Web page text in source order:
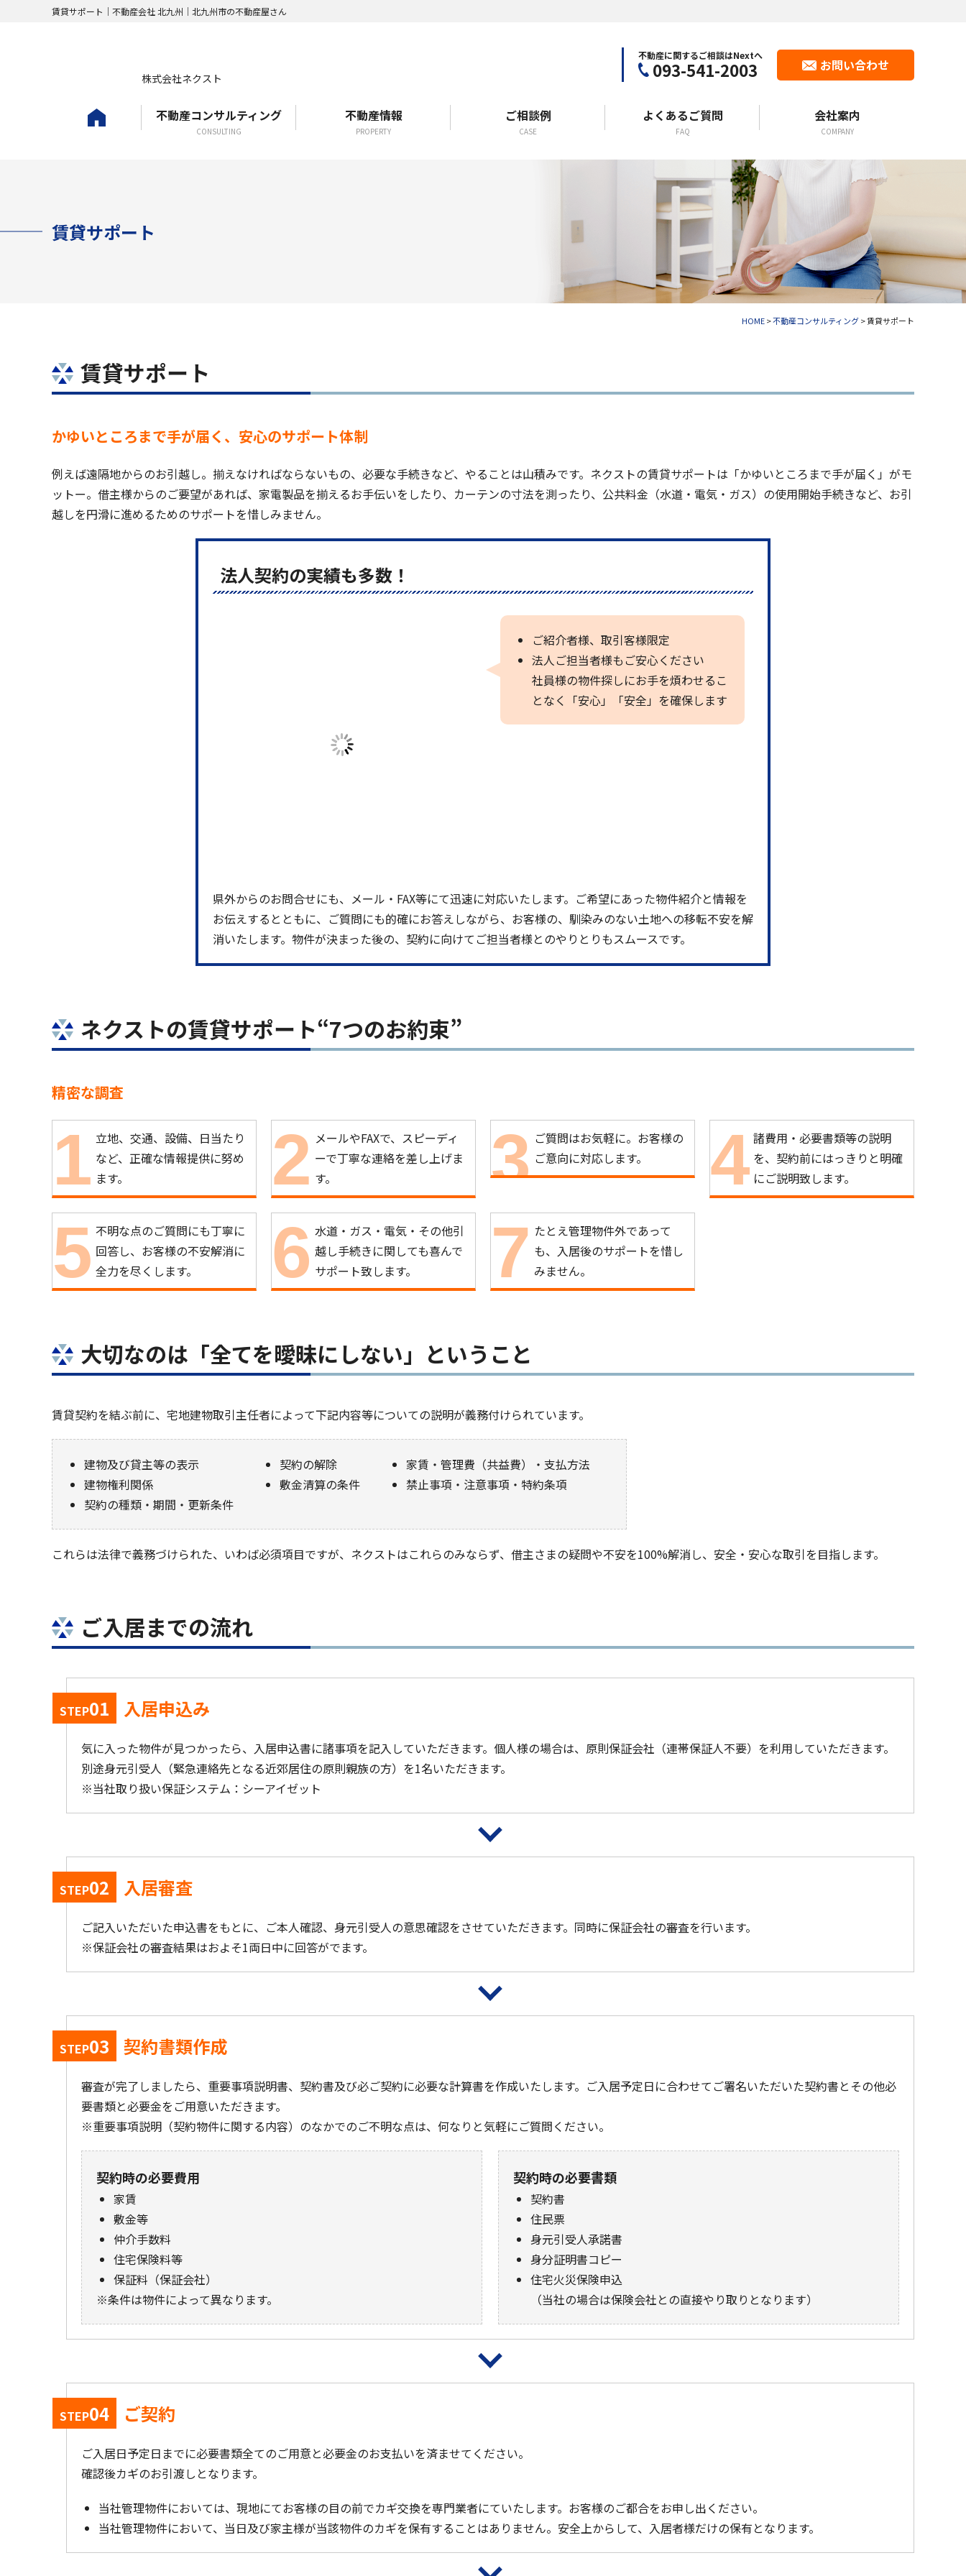
賃貸サポート｜不動産会社 北九州｜北九州市の不動産屋さん
株式会社ネクスト
不動産に関するご相談はNextへ
093-541-2003 お問い合わせ
不動産コンサルティング
CONSULTING
不動産情報
PROPERTY
ご相談例
CASE
よくあるご質問
FAQ
会社案内
COMPANY
賃貸サポート
HOME>不動産コンサルティング>賃貸サポート
賃貸サポート
かゆいところまで手が届く、安心のサポート体制
例えば遠隔地からのお引越し。揃えなければならないもの、必要な手続きなど、やることは山積みです。ネクストの賃貸サポートは「かゆいところまで手が届く」がモ
ットー。借主様からのご要望があれば、家電製品を揃えるお手伝いをしたり、カーテンの寸法を測ったり、公共料金（水道・電気・ガス）の使用開始手続きなど、お引
越しを円滑に進めるためのサポートを惜しみません。
法人契約の実績も多数！
ご紹介者様、取引客様限定
法人ご担当者様もご安心ください
社員様の物件探しにお手を煩わせるこ
となく「安心」「安全」を確保します
県外からのお問合せにも、メール・FAX等にて迅速に対応いたします。ご希望にあった物件紹介と情報を
お伝えするとともに、ご質問にも的確にお答えしながら、お客様の、馴染みのない土地への移転不安を解
消いたします。物件が決まった後の、契約に向けてご担当者様とのやりとりもスムースです。
ネクストの賃貸サポート“7つのお約束”
精密な調査
立地、交通、設備、日当たり
など、正確な情報提供に努め
ます。
メールやFAXで、スピーディ
ーで丁寧な連絡を差し上げま
す。
ご質問はお気軽に。お客様の
ご意向に対応します。
諸費用・必要書類等の説明
を、契約前にはっきりと明確
にご説明致します。
不明な点のご質問にも丁寧に
回答し、お客様の不安解消に
全力を尽くします。
水道・ガス・電気・その他引
越し手続きに関しても喜んで
サポート致します。
たとえ管理物件外であって
も、入居後のサポートを惜し
みません。
大切なのは「全てを曖昧にしない」ということ
賃貸契約を結ぶ前に、宅地建物取引主任者によって下記内容等についての説明が義務付けられています。
建物及び貸主等の表示
建物権利関係
契約の種類・期間・更新条件
契約の解除
敷金清算の条件
家賃・管理費（共益費）・支払方法
禁止事項・注意事項・特約条項
これらは法律で義務づけられた、いわば必須項目ですが、ネクストはこれらのみならず、借主さまの疑問や不安を100%解消し、安全・安心な取引を目指します。
ご入居までの流れ
STEP01 入居申込み
気に入った物件が見つかったら、入居申込書に諸事項を記入していただきます。個人様の場合は、原則保証会社（連帯保証人不要）を利用していただきます。
別途身元引受人（緊急連絡先となる近郊居住の原則親族の方）を1名いただきます。
当社取り扱い保証システム：シーアイゼット
STEP02 入居審査
ご記入いただいた申込書をもとに、ご本人確認、身元引受人の意思確認をさせていただきます。同時に保証会社の審査を行います。
保証会社の審査結果はおよそ1両日中に回答がでます。
STEP03 契約書類作成
審査が完了しましたら、重要事項説明書、契約書及び必ご契約に必要な計算書を作成いたします。ご入居予定日に合わせてご署名いただいた契約書とその他必
要書類と必要金をご用意いただきます。
重要事項説明（契約物件に関する内容）のなかでのご不明な点は、何なりと気軽にご質問ください。
契約時の必要費用
家賃
敷金等
仲介手数料
住宅保険料等
保証料（保証会社）
条件は物件によって異なります。
契約時の必要書類
契約書
住民票
身元引受人承諾書
身分証明書コピー
住宅火災保険申込
（当社の場合は保険会社との直接やり取りとなります）
STEP04 ご契約
ご入居日予定日までに必要書類全てのご用意と必要金のお支払いを済ませてください。
確認後カギのお引渡しとなります。
当社管理物件においては、現地にてお客様の目の前でカギ交換を専門業者にていたします。お客様のご都合をお申し出ください。
当社管理物件において、当日及び家主様が当該物件のカギを保有することはありません。安全上からして、入居者様だけの保有となります。